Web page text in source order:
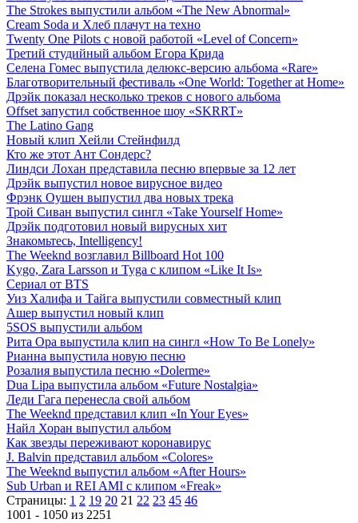
The Strokes выпустили альбом «The New Abnormal»
Cream Soda и Хлеб плачут на техно
Twenty One Pilots с новой работой «Level of Concern»
Третий студийный альбом Егора Крида
Селена Гомес выпустила делюкс-версию альбома «Rare»
Благотворительный фестиваль «One World: Together at Home»
Дрэйк показал несколько треков с нового альбома
Offset запустил собственное шоу «SKRRT»
The Latino Gang
Новый клип Хейли Стейнфилд
Кто же этот Ант Сондерс?
Линдси Лохан представила песню впервые за 12 лет
Дрэйк выпустил новое вирусное видео
Фрэнк Оушен выпустил два новых трека
Трой Сиван выпустил сингл «Take Yourself Home»
Дрэйк подготовил новый вирусных хит
Знакомьтесь, Intelligency!
The Weeknd возглавил Billboard Hot 100
Kygo, Zara Larsson и Tyga с клипом «Like It Is»
Сериал от BTS
Уиз Халифа и Тайга выпустили совместный клип
Ашер выпустил новый клип
5SOS выпустили альбом
Рита Ора выпустила клип на сингл «How To Be Lonely»
Рианна выпустила новую песню
Розалия выпустила песню «Dolerme»
Dua Lipa выпустила альбом «Future Nostalgia»
Леди Гага перенесла свой альбом
The Weeknd представил клип «In Your Eyes»
Найл Хоран выпустил альбом
Как звезды переживают коронавирус
J. Balvin представил альбом «Colores»
The Weeknd выпустил альбом «After Hours»
Sub Urban и REI AMI с клипом «Freak»
Страницы: 1 2 19 20 21 22 23 45 46
1001 - 1050 из 2251